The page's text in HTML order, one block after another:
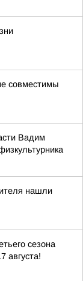
совместимы
Вадим
нашли
сезона
августа!